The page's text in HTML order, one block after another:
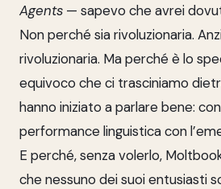
Agents — sapevo che avrei
Non perché sia rivoluzionaria.
rivoluzionaria. Ma perché è lo
equivoco che ci trasciniamo
hanno iniziato a parlare bene:
performance linguistica con
E perché, senza volerlo,
che nessuno dei suoi entusiasti